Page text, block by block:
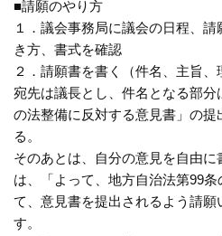
■請願のやり方
１．議会事務局に議会の日程、
き方、書式を確認
２．請願書を書く（件名、主旨、
宛先は議長とし、件名となる部
の法整備に反対する意見書」の
る。
そのあとは、自分の意見を自由に
は、「よって、地方自治法第99
て、意見書を提出されるよう請願
す。